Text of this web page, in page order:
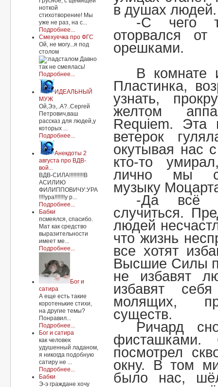
ноткой
стихотворение! Мы
уже не раз, на с...
Подробнее...
Смехуечка про ФГС
Ой, не могу...я под
столом
Давно
так не смеялась!
Подробнее...
ИДЕАЛЬНЫЙ
МУЖ
Ой,Ээ,..А?..Сергей
Петрович,ваш
рассказ для людей,у
которых ...
Подробнее...
Анекдоты 2
августа про ВДВ-
вой...
ВДВ-СИЛА!!!!!!!!!!В
АСИЛИЮ
ФИЛИППОВИЧУ:УРА
!!!!ура!!!!!!!у р...
Подробнее...
Бабки
псмеялся, спасибо.
Мат как средство
выразительности
имеет ме...
Подробнее...
Бог и
сатира
А еще есть такие
коротенькие стихи,
на другие темы?
Понравил...
Подробнее...
Бог и сатира
как человек
удушенный ладаном,
я никогда подобную
сатиру не ...
Подробнее...
Бабки
Э-э граждане хочу
в душах людей.
-С чего
оторвался
орешками.
В комнате
Пластинка,
узнать,
желтом
Requiem. Эта
ветерок
окутывая нас
кто-то
лично мы
музыку
-Да всё
случиться.
людей
что жизнь
все хотят
Высшие Силы
не избавят
избавят
молящих,
существ.
Ричард
посмотрел
окну. В том
было нас,